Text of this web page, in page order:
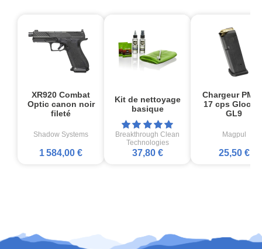
XR920 Combat
Optic canon noir
fileté
Shadow Systems
1 584,00 €
Kit de nettoyage
basique
Breakthrough Clean
Technologies
37,80 €
Chargeur
17 cps
GL9
Magpul
25,50 €